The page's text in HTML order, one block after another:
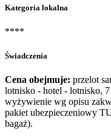
Kategoria lokalna
****
Świadczenia
Cena obejmuje: przelot
lotnisko - hotel - lotnisko,
wyżywienie wg opisu
pakiet ubezpieczeniowy
bagaż).